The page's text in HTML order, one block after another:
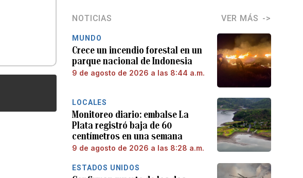
NOTICIAS VER MÁS
MUNDO
Crece un incendio forestal en un
parque nacional de Indonesia
9 de agosto de 2026 a las 8:44 a.m.
LOCALES
Monitoreo diario: embalse La
Plata registró baja de 60
centímetros en una semana
9 de agosto de 2026 a las 8:28 a.m.
ESTADOS UNIDOS